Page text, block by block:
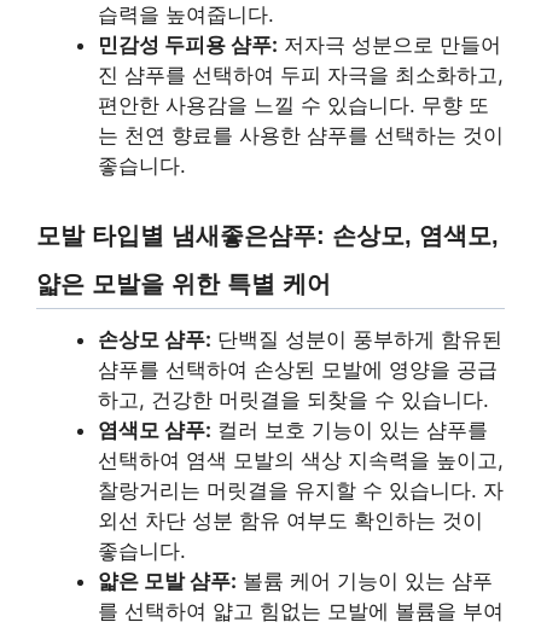
습력을 높여줍니다.
민감성 두피용 샴푸: 저자극 성분으로 만들어
진 샴푸를 선택하여 두피 자극을 최소화하고,
편안한 사용감을 느낄 수 있습니다. 무향 또
는 천연 향료를 사용한 샴푸를 선택하는 것이
좋습니다.
모발 타입별 냄새좋은샴푸: 손상모, 염색모,
얇은 모발을 위한 특별 케어
손상모 샴푸: 단백질 성분이 풍부하게 함유된
샴푸를 선택하여 손상된 모발에 영양을 공급
하고, 건강한 머릿결을 되찾을 수 있습니다.
염색모 샴푸: 컬러 보호 기능이 있는 샴푸를
선택하여 염색 모발의 색상 지속력을 높이고,
찰랑거리는 머릿결을 유지할 수 있습니다. 자
외선 차단 성분 함유 여부도 확인하는 것이
좋습니다.
얇은 모발 샴푸: 볼륨 케어 기능이 있는 샴푸
를 선택하여 얇고 힘없는 모발에 볼륨을 부여